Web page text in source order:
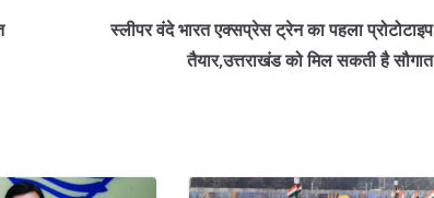
स्लीपर वंदे भारत एक्सप्रेस ट्रेन का पहला प्रोटोटाइप
तैयार,उत्तराखंड को मिल सकती है सौगात